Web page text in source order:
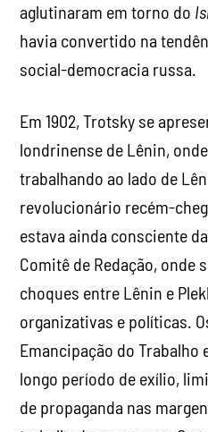
aglutinaram em torno do
havia convertido na
social-democracia russa.
Em 1902, Trotsky se
londrinense de Lênin,
trabalhando ao lado de
revolucionário recém-
estava ainda consciente
Comitê de Redação, onde
choques entre Lênin e
organizativas e políticas.
Emancipação do Trabalho
longo período de exílio,
de propaganda nas